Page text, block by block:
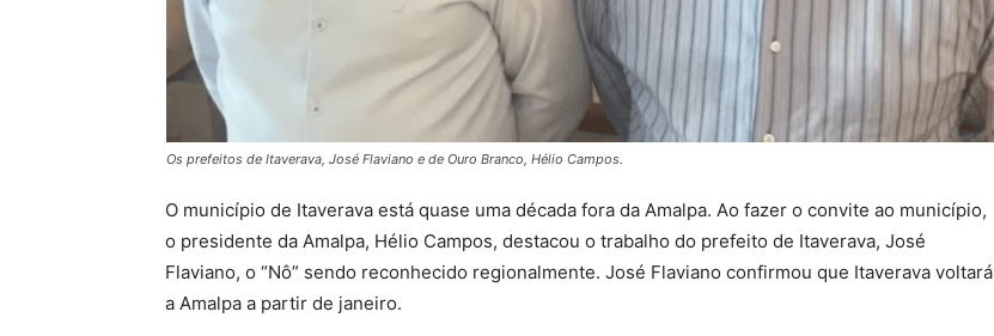
Os prefeitos de Itaverava, José Flaviano e de Ouro Branco, Hélio Campos.
O município de Itaverava está quase uma década fora da Amalpa. Ao fazer o convite ao município,
o presidente da Amalpa, Hélio Campos, destacou o trabalho do prefeito de Itaverava, José
Flaviano, o “Nô” sendo reconhecido regionalmente. José Flaviano confirmou que Itaverava voltará
a Amalpa a partir de janeiro.